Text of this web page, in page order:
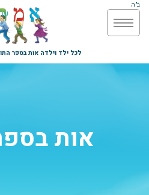
ב"ה
לכל ילד וילדה אות בספר
אות